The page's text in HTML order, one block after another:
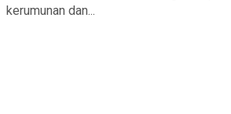
kerumunan dan...